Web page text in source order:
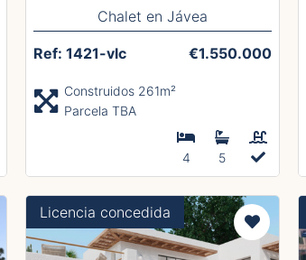
Chalet en Jávea
Ref: 1421-vlc €1.550.000
Construidos 261m²
Parcela TBA
4 5
Licencia concedida